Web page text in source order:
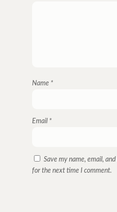
Name *
Email *
Save my name, email,
for the next time I comment.